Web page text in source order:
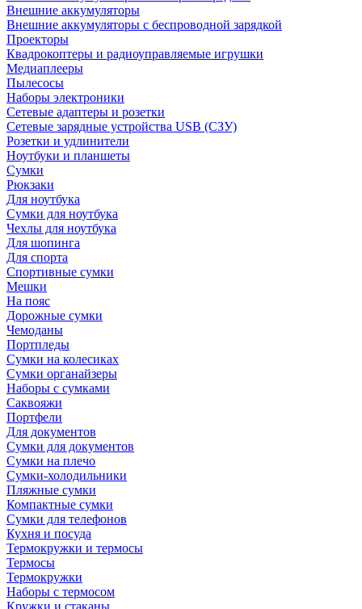
Внешние аккумуляторы
Внешние аккумуляторы с беспроводной зарядкой
Проекторы
Квадрокоптеры и радиоуправляемые игрушки
Медиаплееры
Пылесосы
Наборы электроники
Сетевые адаптеры и розетки
Сетевые зарядные устройства USB (СЗУ)
Розетки и удлинители
Ноутбуки и планшеты
Сумки
Рюкзаки
Для ноутбука
Сумки для ноутбука
Чехлы для ноутбука
Для шопинга
Для спорта
Спортивные сумки
Мешки
На пояс
Дорожные сумки
Чемоданы
Портпледы
Сумки на колесиках
Сумки органайзеры
Наборы с сумками
Саквояжи
Портфели
Для документов
Сумки для документов
Сумки на плечо
Сумки-холодильники
Пляжные сумки
Компактные сумки
Сумки для телефонов
Кухня и посуда
Термокружки и термосы
Термосы
Термокружки
Наборы с термосом
Кружки и стаканы